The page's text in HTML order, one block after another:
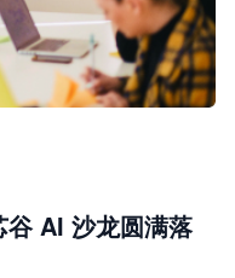
AI 沙龙圆满落